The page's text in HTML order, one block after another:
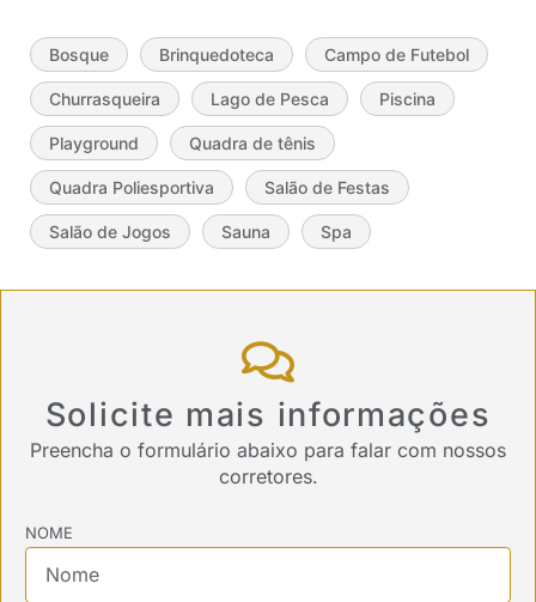
Bosque Brinquedoteca Campo de Futebol
Churrasqueira Lago de Pesca Piscina
Playground Quadra de tênis
Quadra Poliesportiva Salão de Festas
Salão de Jogos Sauna Spa
Solicite mais informações
Preencha o formulário abaixo para falar com nossos
corretores.
NOME